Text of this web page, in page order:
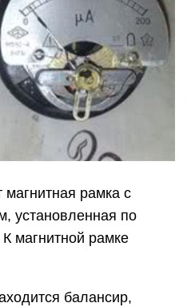
магнитная рамка с
установленная по
магнитной рамке
балансир,